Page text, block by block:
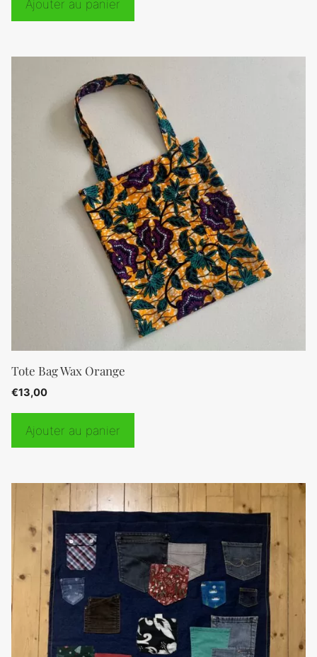
Ajouter au panier
Tote Bag Wax Orange
€13,00
Ajouter au panier